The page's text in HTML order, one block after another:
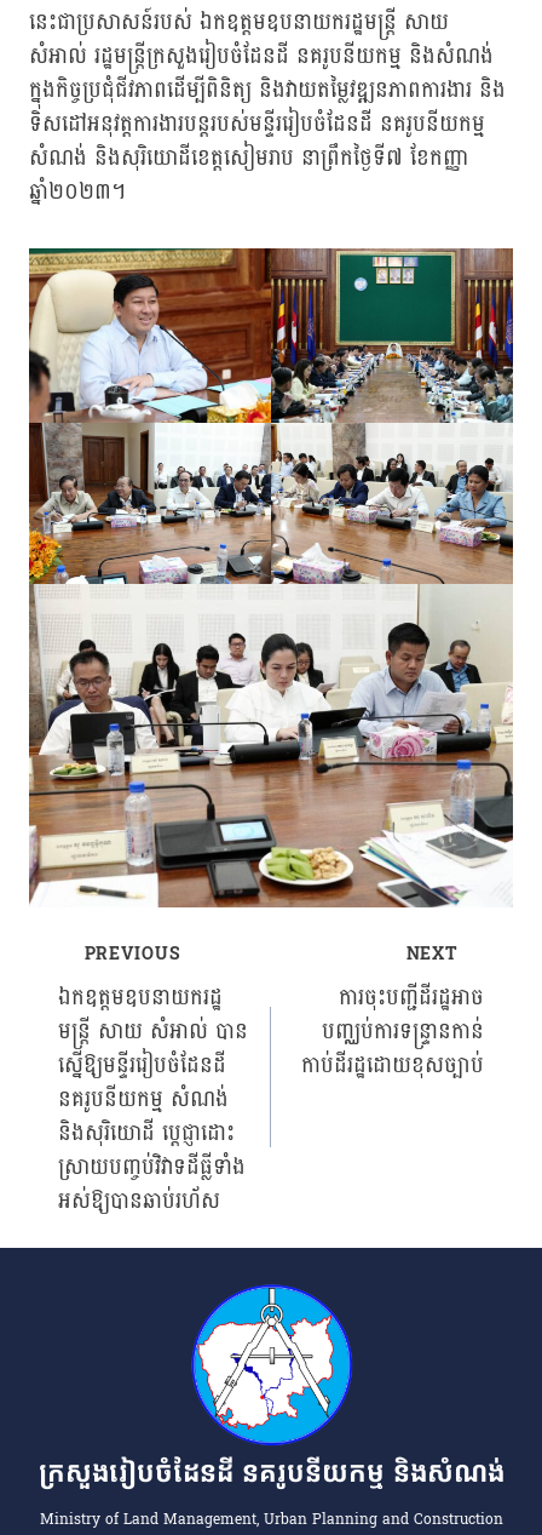
នេះជាប្រសាសន៍របស់ ឯកឧត្តម​ឧបនាយក​រដ្ឋមន្រ្តី សាយ
សំអាល់ រដ្ឋមន្រ្តី​ក្រសួងរៀបចំ​ដែនដី នគរូប​នីយកម្ម​ និងសំណង់ ​
ក្នុងកិច្ចប្រជុំជីវភាព​ដើម្បីពិនិត្យ និងវាយតម្លៃវឌ្ឍនភាពការងារ និង
ទិសដៅអនុវត្តការងារបន្តរបស់មន្ទីររៀបចំដែនដី នគរូបនីយកម្ម
សំណង់ និងសុរិយោដីខេត្តសៀមរាប នាព្រឹកថ្ងៃទី៧ ខែកញ្ញា
ឆ្នាំ២០២៣។
Post
navigation
PREVIOUS
ឯកឧត្តមឧបនាយករដ្ឋ
មន្ត្រី សាយ សំអាល់ បាន
ស្នើឱ្យមន្ទីររៀបចំដែនដី
នគរូបនីយកម្ម សំណង់
និងសុរិយោដី ប្តេជ្ញាដោះ
ស្រាយបញ្ចប់វិវាទដីធ្លីទាំង
អស់ឱ្យបានឆាប់រហ័ស
NEXT
ការចុះបញ្ជីដីរដ្ឋអាច
បញ្ឈប់ការទន្ទ្រានកាន់
កាប់ដីរដ្ឋដោយខុសច្បាប់
ក្រសួងរៀបចំដែនដី នគរូបនីយកម្ម និងសំណង់
Ministry of Land Management, Urban Planning and Construction